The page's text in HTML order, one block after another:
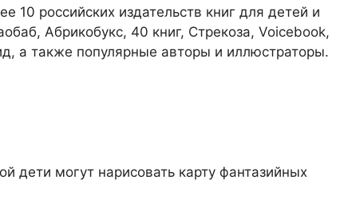
10 российских издательств книг для детей и
Абрикобукс, 40 книг, Стрекоза, Voicebook,
а также популярные авторы и иллюстраторы.
дети могут нарисовать карту фантазийных